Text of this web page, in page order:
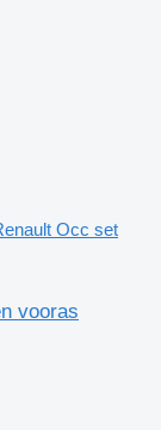
Occ set
vooras